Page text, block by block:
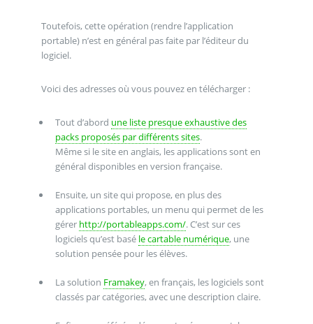
Toutefois, cette opération (rendre l’application
portable) n’est en général pas faite par l’éditeur du
logiciel.
Voici des adresses où vous pouvez en télécharger :
Tout d’abord une liste presque exhaustive des
packs proposés par différents sites.
Même si le site en anglais, les applications sont en
général disponibles en version française.
Ensuite, un site qui propose, en plus des
applications portables, un menu qui permet de les
gérer http://portableapps.com/. C’est sur ces
logiciels qu’est basé le cartable numérique, une
solution pensée pour les élèves.
La solution Framakey, en français, les logiciels sont
classés par catégories, avec une description claire.